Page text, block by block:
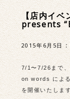
【店内イ
presents
2015年6月5日:
7/1〜7/26まで
on words によ
を開催いたしま